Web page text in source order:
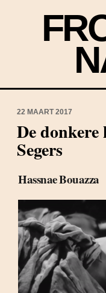
22 MAART 2017
De
Segers
Hassnae Bouazza